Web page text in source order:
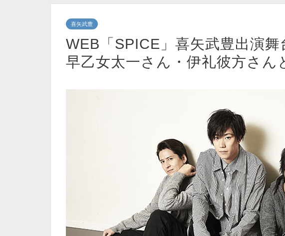
喜矢武豊
WEB「SPICE」喜矢武豊出演舞
早乙女太一さん・伊礼彼方さん